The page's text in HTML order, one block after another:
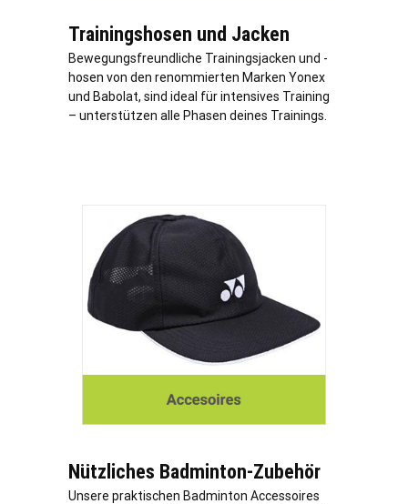
Trainingshosen und Jacken
Bewegungsfreundliche Trainingsjacken und -
hosen von den renommierten Marken Yonex
und Babolat, sind ideal für intensives Training
– unterstützen alle Phasen deines Trainings.
Nützliches Badminton-Zubehör
Unsere praktischen Badminton Accessoires